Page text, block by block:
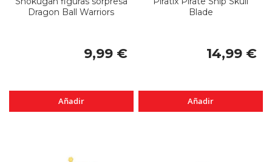
Dragon Ball Warriors
9,99 €
Añadir
Blade
14,99 €
Añadir